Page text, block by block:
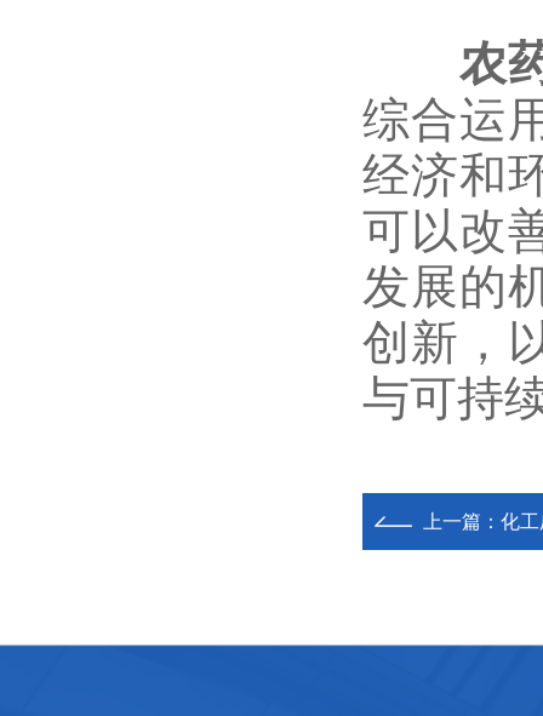
农
综合运
经济和
可以改
发展的
创新，
与可持
上一篇： 化